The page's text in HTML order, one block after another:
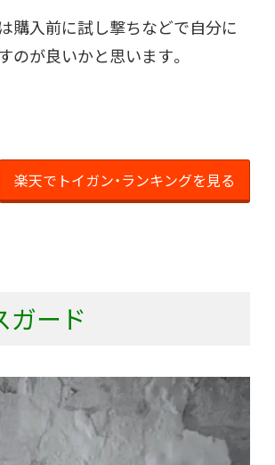
購入前に試し撃ちなどで自分に
のが良いかと思います。
楽天でトイガン・ランキングを見る
ガード